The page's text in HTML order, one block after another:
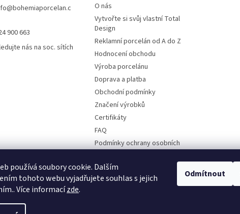
používá soubory cookie. Dalším
tohoto webu vyjadřujete souhlas s jejich
Více informacízde.
Odmítnout
@bohemiaporcelan.c
900 663
nás na soc. sítích
O nás
Vytvořte si svůj vlastní Total
Design
Reklamní porcelán od A do Z
Hodnocení obchodu
Výroba porcelánu
Doprava a platba
Obchodní podmínky
Značení výrobků
Certifikáty
FAQ
Podmínky ochrany osobních
údajů
Ruční malba
Kontakty